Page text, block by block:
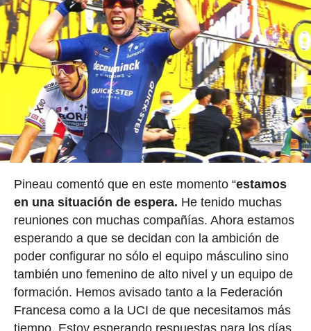
Pineau comentó que en este momento “estamos
en una situación de espera. He tenido muchas
reuniones con muchas compañías. Ahora estamos
esperando a que se decidan con la ambición de
poder configurar no sólo el equipo másculino sino
también uno femenino de alto nivel y un equipo de
formación. Hemos avisado tanto a la Federación
Francesa como a la UCI de que necesitamos más
tiempo. Estoy esperando respuestas para los días